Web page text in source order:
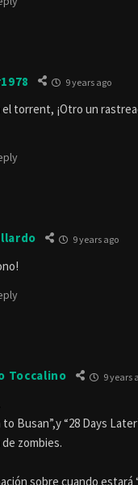
9 years ago
el torrent, ¡Otro un
9 years ago
Toccalino 9 years
Busan”,y “28 Days
zombies.
sobre cuando estará